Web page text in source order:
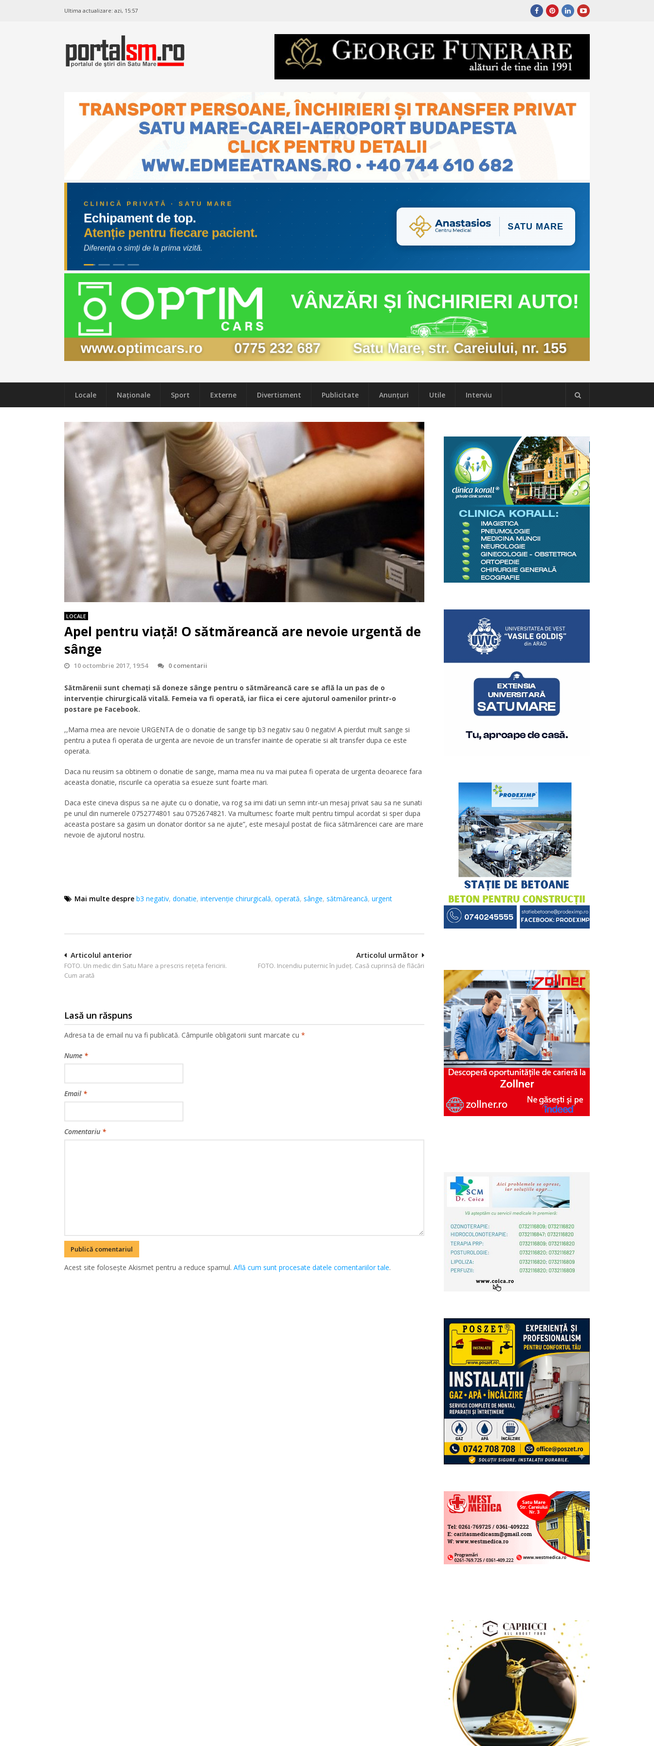
Ultima actualizare: azi, 15:57
Locale Naţionale Sport Externe Divertisment Publicitate Anunțuri Utile Interviu
LOCALE
Apel pentru viață! O sătmăreancă are nevoie urgentă de
sânge
10 octombrie 2017, 19:54 0 comentarii
Sătmărenii sunt chemați să doneze sânge pentru o sătmăreancă care se află la un pas de o
intervenție chirurgicală vitală. Femeia va fi operată, iar fiica ei cere ajutorul oamenilor printr-o
postare pe Facebook.
,,Mama mea are nevoie URGENTA de o donatie de sange tip b3 negativ sau 0 negativ! A pierdut mult sange si
pentru a putea fi operata de urgenta are nevoie de un transfer inainte de operatie si alt transfer dupa ce este
operata.
Daca nu reusim sa obtinem o donatie de sange, mama mea nu va mai putea fi operata de urgenta deoarece fara
aceasta donatie, riscurile ca operatia sa esueze sunt foarte mari.
Daca este cineva dispus sa ne ajute cu o donatie, va rog sa imi dati un semn intr-un mesaj privat sau sa ne sunati
pe unul din numerele 0752774801 sau 0752674821. Va multumesc foarte mult pentru timpul acordat si sper dupa
aceasta postare sa gasim un donator doritor sa ne ajute”, este mesajul postat de fiica sătmărencei care are mare
nevoie de ajutorul nostru.
Mai multe despre b3 negativ, donatie, intervenție chirurgicală, operată, sânge, sătmăreancă, urgent
Navigare
în
Articolul următor
FOTO. Incendiu puternic în județ. Casă cuprinsă de flăcări
Articolul anterior
FOTO. Un medic din Satu Mare a prescris rețeta fericirii.
Cum arată
Lasă un răspuns
Adresa ta de email nu va fi publicată. Câmpurile obligatorii sunt marcate cu *
Nume *
Email *
Comentariu *
Acest site folosește Akismet pentru a reduce spamul. Află cum sunt procesate datele comentariilor tale.